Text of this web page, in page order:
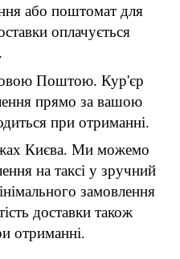
або поштомат для
оплачується
Поштою. Кур'єр
прямо за вашою
при отриманні.
Києва. Ми можемо
на таксі у зручний
замовлення
доставки також
отриманні.